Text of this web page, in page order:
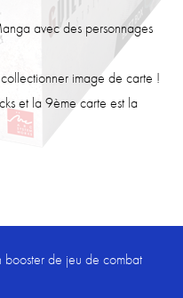
avec des personnages
image de carte !
et la 9ème carte est la
booster de jeu de combat